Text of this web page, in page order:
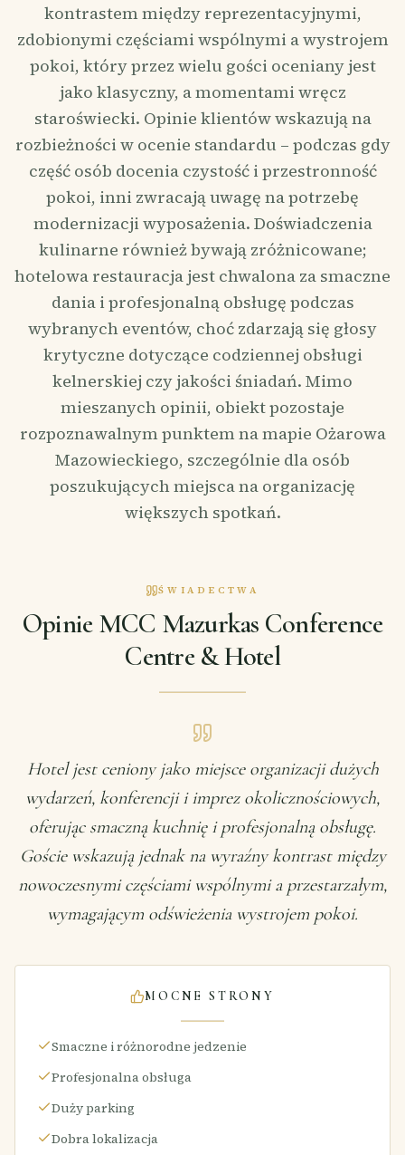
kontrastem między reprezentacyjnymi,
zdobionymi częściami wspólnymi a wystrojem
pokoi, który przez wielu gości oceniany jest
jako klasyczny, a momentami wręcz
staroświecki. Opinie klientów wskazują na
rozbieżności w ocenie standardu – podczas gdy
część osób docenia czystość i przestronność
pokoi, inni zwracają uwagę na potrzebę
modernizacji wyposażenia. Doświadczenia
kulinarne również bywają zróżnicowane;
hotelowa restauracja jest chwalona za smaczne
dania i profesjonalną obsługę podczas
wybranych eventów, choć zdarzają się głosy
krytyczne dotyczące codziennej obsługi
kelnerskiej czy jakości śniadań. Mimo
mieszanych opinii, obiekt pozostaje
rozpoznawalnym punktem na mapie Ożarowa
Mazowieckiego, szczególnie dla osób
poszukujących miejsca na organizację
większych spotkań.
ŚWIADECTWA
Opinie MCC Mazurkas Conference
Centre & Hotel
Hotel jest ceniony jako miejsce organizacji dużych
wydarzeń, konferencji i imprez okolicznościowych,
oferując smaczną kuchnię i profesjonalną obsługę.
Goście wskazują jednak na wyraźny kontrast między
nowoczesnymi częściami wspólnymi a przestarzałym,
wymagającym odświeżenia wystrojem pokoi.
MOCNE STRONY
Smaczne i różnorodne jedzenie
Profesjonalna obsługa
Duży parking
Dobra lokalizacja